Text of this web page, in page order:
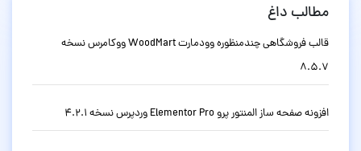
مطالب داغ
قالب فروشگاهی چندمنظوره وودمارت WoodMart ووکامرس نسخه
8.5.7
افزونه صفحه ساز المنتور پرو Elementor Pro وردپرس نسخه 4.2.1